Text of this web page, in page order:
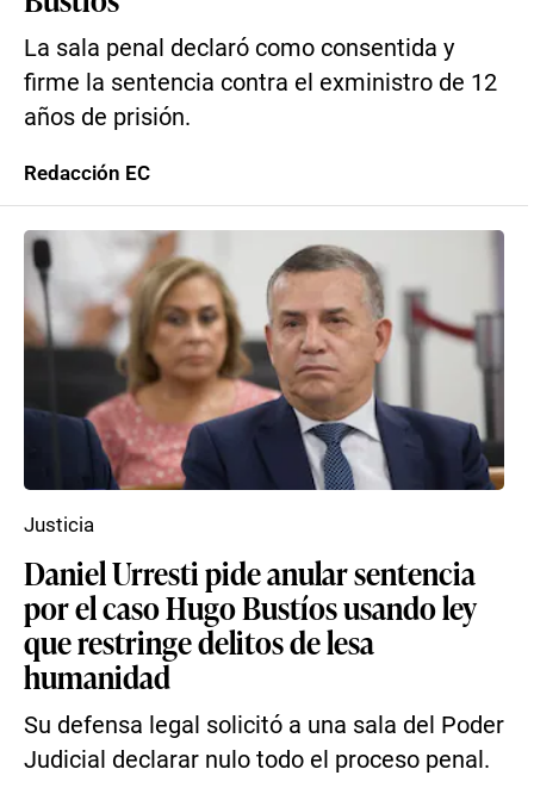
La sala penal declaró como consentida y
firme la sentencia contra el exministro de 12
años de prisión.
Redacción EC
Daniel Urresti pide anular sentencia
por el caso Hugo Bustíos usando ley
que restringe delitos de lesa
humanidad
Su defensa legal solicitó a una sala del Poder
Judicial declarar nulo todo el proceso penal.
Justicia